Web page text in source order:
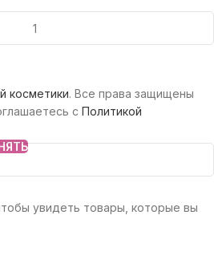
косметики. Все права защищены
увидеть товары, которые вы
с Политикой